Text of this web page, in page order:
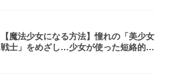
【魔法少女になる方法】憧れの「美少女
戦士」をめざし…少女が使った短絡的す